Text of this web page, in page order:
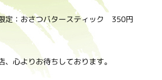
定：おさつバタースティック 350円
、心よりお待ちしております。